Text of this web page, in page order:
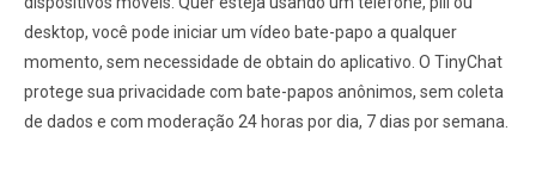
desktop, você pode iniciar um vídeo bate-papo a qualquer
momento, sem necessidade de obtain do aplicativo. O TinyChat
protege sua privacidade com bate-papos anônimos, sem coleta
de dados e com moderação 24 horas por dia, 7 dias por semana.